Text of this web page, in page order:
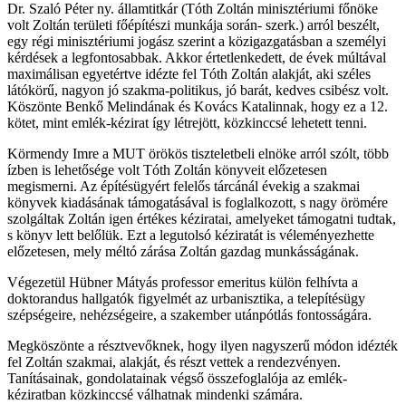
Dr. Szaló Péter ny. államtitkár (Tóth Zoltán minisztériumi főnöke
volt Zoltán területi főépítészi munkája során- szerk.) arról beszélt,
egy régi minisztériumi jogász szerint a közigazgatásban a személyi
kérdések a legfontosabbak. Akkor értetlenkedett, de évek múltával
maximálisan egyetértve idézte fel Tóth Zoltán alakját, aki széles
látókörű, nagyon jó szakma-politikus, jó barát, kedves csibész volt.
Köszönte Benkő Melindának és Kovács Katalinnak, hogy ez a 12.
kötet, mint emlék-kézirat így létrejött, közkinccsé lehetett tenni.
Körmendy Imre a MUT örökös tiszteletbeli elnöke arról szólt, több
ízben is lehetősége volt Tóth Zoltán könyveit előzetesen
megismerni. Az építésügyért felelős tárcánál évekig a szakmai
könyvek kiadásának támogatásával is foglalkozott, s nagy örömére
szolgáltak Zoltán igen értékes kéziratai, amelyeket támogatni tudtak,
s könyv lett belőlük. Ezt a legutolsó kéziratát is véleményezhette
előzetesen, mely méltó zárása Zoltán gazdag munkásságának.
Végezetül Hübner Mátyás professor emeritus külön felhívta a
doktorandus hallgatók figyelmét az urbanisztika, a telepítésügy
szépségeire, nehézségeire, a szakember utánpótlás fontosságára.
Megköszönte a résztvevőknek, hogy ilyen nagyszerű módon idézték
fel Zoltán szakmai, alakját, és részt vettek a rendezvényen.
Tanításainak, gondolatainak végső összefoglalója az emlék-
kéziratban közkinccsé válhatnak mindenki számára.